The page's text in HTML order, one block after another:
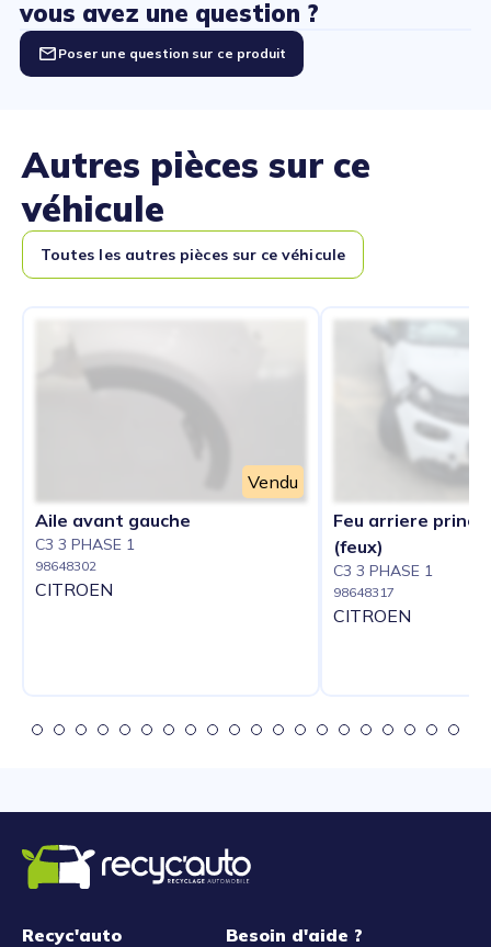
vous avez une question ?
Poser une question sur ce produit
Autres pièces sur ce
véhicule
Toutes les autres pièces sur ce véhicule
Vendu
Aile avant gauche
C3 3 PHASE 1
98648302
CITROEN
Feu arriere
(feux)
C3 3 PHASE 1
98648317
CITROEN
Recyc'auto Besoin d'aide ?